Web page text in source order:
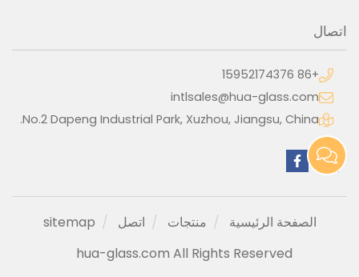
اتصال
+86 15952174376
intlsales@hua-glass.com
No.2 Dapeng Industrial Park, Xuzhou, Jiangsu, China.
الصفحة الرئيسية منتجات اتصل
sitemap
hua-glass.com All Rights Reserved